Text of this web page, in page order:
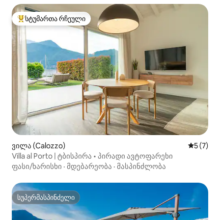
სტუმართა რჩეული მოწინავე ვარიანტი
სტუმართა რჩეული
ვილა (Calozzo)
5 (7)
Villa al Porto | ტბისპირა • პირადი ავტოფარეხი
ფასი/ხარისხი · მდებარეობა · მასპინძლობა
სუპერმასპინძელი
სუპერმასპინძელი